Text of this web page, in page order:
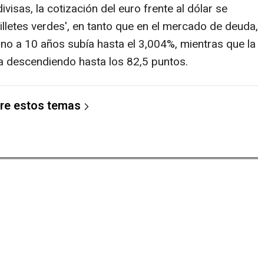
la cotización del euro frente al dólar se
verdes', en tanto que en el mercado de deuda,
a 10 años subía hasta el 3,004%, mientras que la
descendiendo hasta los 82,5 puntos.
estos temas